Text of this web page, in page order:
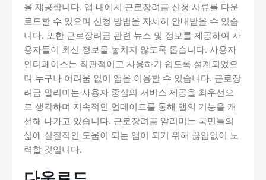
을 제공합니다. 앱 내에서 근로장려금 신청 서류를 다운
로드할 수 있으며 신청 방법을 자세히 안내받을 수 있습
니다. 또한 근로장려금 관련 뉴스 및 정보를 제공하여 사
용자들이 최신 정보를 놓치지 않도록 돕습니다. 사용자
인터페이스는 직관적이고 사용하기 쉽도록 설계되었으
며 누구나 어려움 없이 앱을 이용할 수 있습니다. 근로장
려금 알리미는 사용자 중심의 서비스 제공을 최우선으
로 생각하며 지속적인 업데이트를 통해 앱의 기능을 개
선해 나가고 있습니다. 근로장려금 알리미는 국민들의
삶에 실질적인 도움이 되는 앱이 되기 위해 끊임없이 노
력할 것입니다.